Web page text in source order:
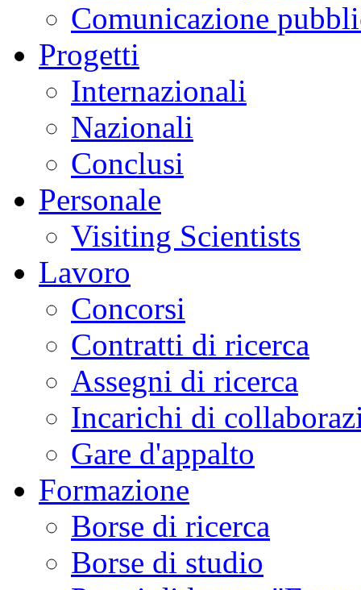
Comunicazione
Progetti
Internazionali
Nazionali
Conclusi
Personale
Visiting Scientists
Lavoro
Concorsi
Contratti di ricerca
Assegni di ricerca
Incarichi di
Gare d'appalto
Formazione
Borse di ricerca
Borse di studio